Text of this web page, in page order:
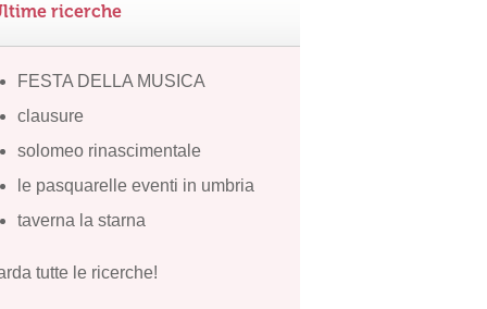
ricerche
FESTA DELLA MUSICA
clausure
solomeo rinascimentale
le pasquarelle eventi in umbria
taverna la starna
tutte le ricerche!